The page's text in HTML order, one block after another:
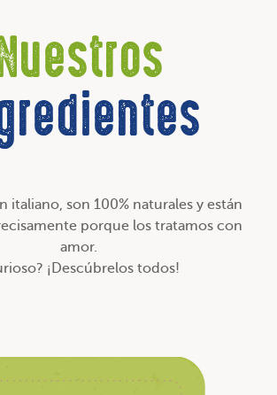
italiano, son 100% naturales y están
porque los tratamos con
amor.
¡Descúbrelos todos!